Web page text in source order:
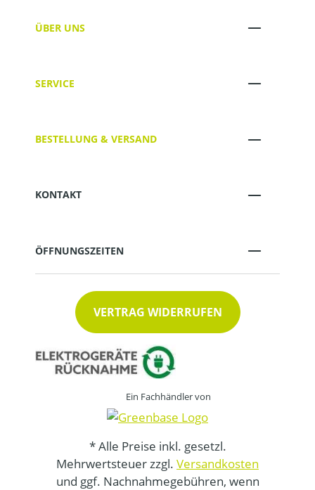
ÜBER UNS
SERVICE
BESTELLUNG & VERSAND
KONTAKT
ÖFFNUNGSZEITEN
VERTRAG WIDERRUFEN
Ein Fachhändler von
* Alle Preise inkl. gesetzl.
Mehrwertsteuer zzgl. Versandkosten
und ggf. Nachnahmegebühren, wenn